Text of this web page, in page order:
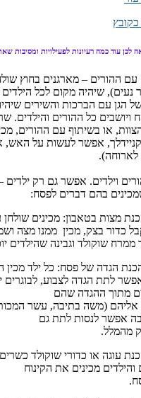
לכן עוד כמה רעיונות לפעילויות ומסיבות
ההורים – מארגנים בחוץ
נעים), שיהיה מקום לכל
הגן עם הברכות והשירים
ויושבים כל ההורים והילדים.
או בשיתוף עם ההורים,
אפשר לעשות על האש,
לארוחה).
וילדים. אפשר גם רק ילדים
בהם דברים לפסח:
בצק, מכין ממנו מצה
שוקולד וגבינה שהילדים
לתת הגדה לצבוע, לבוגרים
מתוך ההגדה שהם
(משה בתיבה, עשר המכות,
אפשר לנסות לתת גם
3: הכנת עוגה או כדורי שוקולד
מכינים את הקינוח